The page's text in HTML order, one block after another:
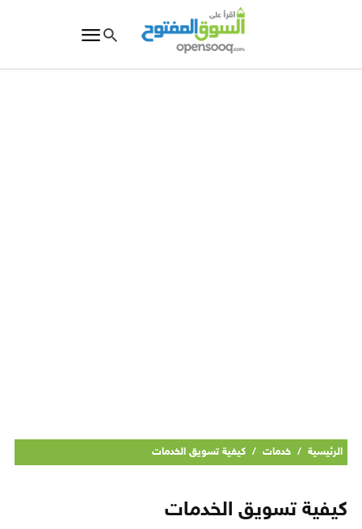
الرئيسية / خدمات / كيفية تسويق الخدمات
كيفية تسويق الخدمات